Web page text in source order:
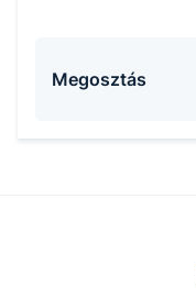
Megosztás